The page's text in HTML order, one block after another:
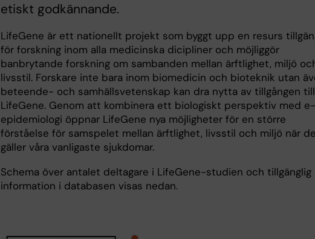
etiskt godkännande.
LifeGene är ett nationellt projekt som byggt upp en resurs
för forskning inom alla medicinska dicipliner och möjliggör
banbrytande forskning om sambanden mellan ärftlighet, miljö
livsstil. Forskare inte bara inom biomedicin och bioteknik utan
beteende- och samhällsvetenskap kan dra nytta av tillgången till
LifeGene. Genom att kombinera ett biologiskt perspektiv med e-
epidemiologi öppnar LifeGene nya möjligheter för en större
förståelse för samspelet mellan ärftlighet, livsstil och miljö när
gäller våra vanligaste sjukdomar.
Schema över antalet deltagare i LifeGene-studien och tillgänglig
information i databasen visas nedan.